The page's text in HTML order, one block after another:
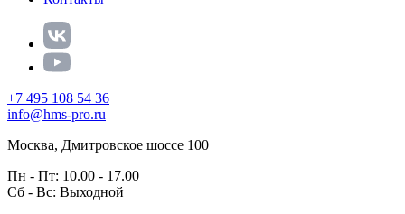
+7 495 108 54 36
info@hms-pro.ru
Москва, Дмитровское шоссе 100
Пн - Пт: 10.00 - 17.00
Сб - Вс: Выходной